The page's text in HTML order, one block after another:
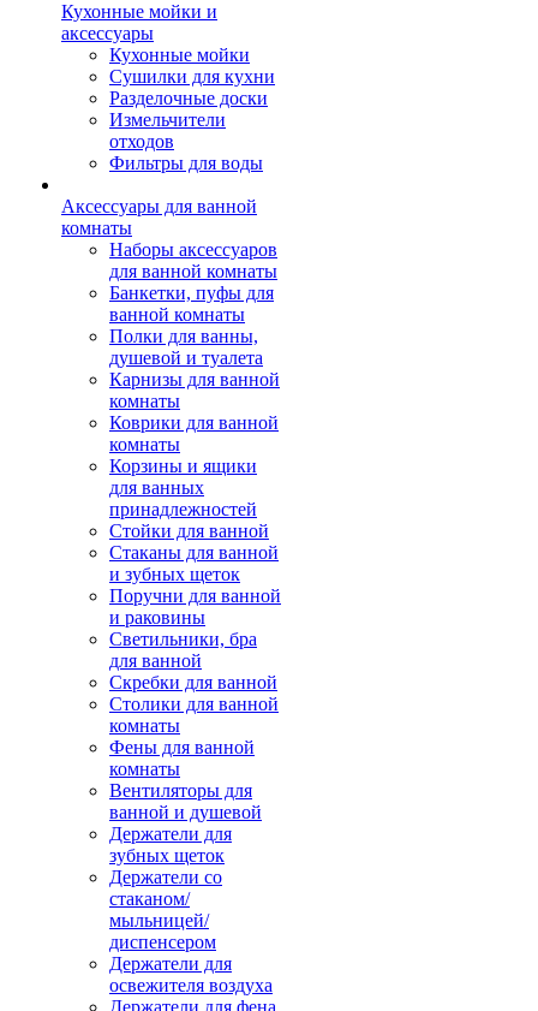
Кухонные мойки и
аксессуары
Кухонные мойки
Сушилки для кухни
Разделочные доски
Измельчители
отходов
Фильтры для воды
Аксессуары для ванной
комнаты
Наборы аксессуаров
для ванной комнаты
Банкетки, пуфы для
ванной комнаты
Полки для ванны,
душевой и туалета
Карнизы для ванной
комнаты
Коврики для ванной
комнаты
Корзины и ящики
для ванных
принадлежностей
Стойки для ванной
Стаканы для ванной
и зубных щеток
Поручни для ванной
и раковины
Светильники, бра
для ванной
Скребки для ванной
Столики для ванной
комнаты
Фены для ванной
комнаты
Вентиляторы для
ванной и душевой
Держатели для
зубных щеток
Держатели со
стаканом/
мыльницей/
диспенсером
Держатели для
освежителя воздуха
Держатели для фена